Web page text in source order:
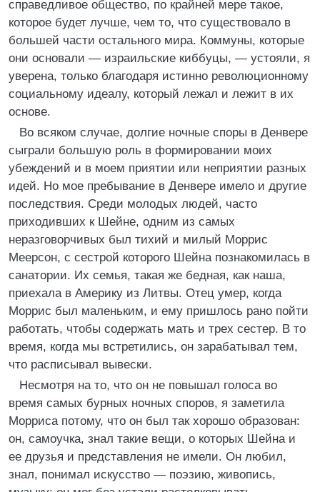
справедливое общество, по крайней мере такое,
которое будет лучше, чем то, что существовало в
большей части остального мира. Коммуны, которые
они основали — израильские киббуцы, — устояли, я
уверена, только благодаря истинно революционному
социальному идеалу, который лежал и лежит в их
основе.
Во всяком случае, долгие ночные споры в Денвере
сыграли большую роль в формировании моих
убеждений и в моем приятии или неприятии разных
идей. Но мое пребывание в Денвере имело и другие
последствия. Среди молодых людей, часто
приходивших к Шейне, одним из самых
неразговорчивых был тихий и милый Моррис
Меерсон, с сестрой которого Шейна познакомилась в
санатории. Их семья, такая же бедная, как наша,
приехала в Америку из Литвы. Отец умер, когда
Моррис был маленьким, и ему пришлось рано пойти
работать, чтобы содержать мать и трех сестер. В то
время, когда мы встретились, он зарабатывал тем,
что расписывал вывески.
Несмотря на то, что он не повышал голоса во
время самых бурных ночных споров, я заметила
Морриса потому, что он был так хорошо образован:
он, самоучка, знал такие вещи, о которых Шейна и
ее друзья и представления не имели. Он любил,
знал, понимал искусство — поэзию, живопись,